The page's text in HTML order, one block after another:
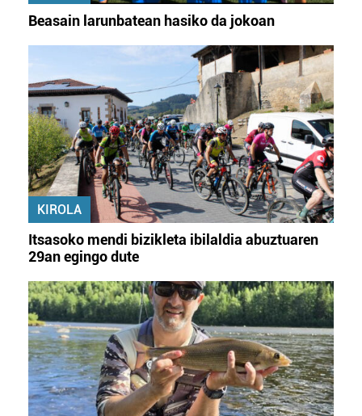
Beasain larunbatean hasiko da jokoan
KIROLA
Itsasoko mendi bizikleta ibilaldia abuztuaren
29an egingo dute